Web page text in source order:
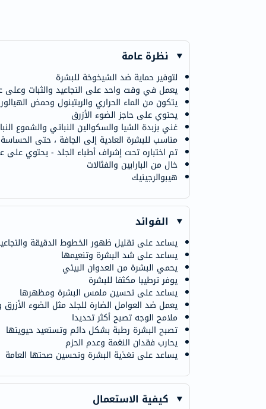
نظرة عامة
لتوفير حماية ضد الشيخوخة للبشرة
يعمل في وقت واحد على التجاعيد والثبات وعلى
يتكون من الماء الحراري والريتينول وحمض
يحتوي على حاجز الضوء الأزرق
غني بزبدة الشيا والسكوالين النباتي والشموع
مناسب للبشرة العادية إلى الجافة ، حتى الحساسة
تم اختباره تحت إشراف أطباء الجلد - يحتوي على
خال من البارابين والفثالات
هيبوالرجينيك
الفوائد
يساعد على تقليل ظهور الخطوط الدقيقة
يساعد على شد البشرة وتنعيمها
يحمي البشرة من العدوان البيئي
يوفر ترطيبا مكثفا للبشرة
يساعد على تحسين ملمس البشرة ومظهرها
يعمل ضد العوامل الضارة للجلد مثل الضوء
ملامح الوجه تصبح أكثر تحديدا
تصبح البشرة رطبة بشكل دائم وتستعيد حيويتها
يحارب فقدان النغمة وعدم الحزم
يساعد على تغذية البشرة وتحسين صحتها العامة
كيفية الاستعمال